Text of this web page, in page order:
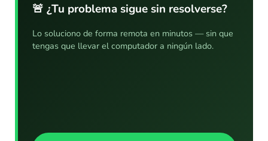
🚨 ¿Tu problema sigue sin resolverse?
Lo soluciono de forma remota en minutos — sin que
tengas que llevar el computador a ningún lado.